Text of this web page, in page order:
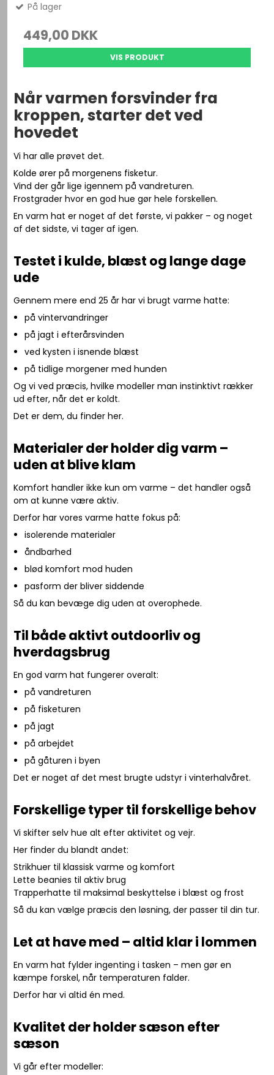
På lager
449,00 DKK
VIS PRODUKT
Når varmen forsvinder fra
kroppen, starter det ved
hovedet
Vi har alle prøvet det.
Kolde ører på morgenens fisketur.
Vind der går lige igennem på vandreturen.
Frostgrader hvor en god hue gør hele forskellen.
En varm hat er noget af det første, vi pakker – og noget
af det sidste, vi tager af igen.
Testet i kulde, blæst og lange dage
ude
Gennem mere end 25 år har vi brugt varme hatte:
på vintervandringer
på jagt i efterårsvinden
ved kysten i isnende blæst
på tidlige morgener med hunden
Og vi ved præcis, hvilke modeller man instinktivt rækker
ud efter, når det er koldt.
Det er dem, du finder her.
Materialer der holder dig varm –
uden at blive klam
Komfort handler ikke kun om varme – det handler også
om at kunne være aktiv.
Derfor har vores varme hatte fokus på:
isolerende materialer
åndbarhed
blød komfort mod huden
pasform der bliver siddende
Så du kan bevæge dig uden at overophede.
Til både aktivt outdoorliv og
hverdagsbrug
En god varm hat fungerer overalt:
på vandreturen
på fisketuren
på jagt
på arbejdet
på gåturen i byen
Det er noget af det mest brugte udstyr i vinterhalvåret.
Forskellige typer til forskellige behov
Vi skifter selv hue alt efter aktivitet og vejr.
Her finder du blandt andet:
Strikhuer til klassisk varme og komfort
Lette beanies til aktiv brug
Trapperhatte til maksimal beskyttelse i blæst og frost
Så du kan vælge præcis den løsning, der passer til din tur.
Let at have med – altid klar i lommen
En varm hat fylder ingenting i tasken – men gør en
kæmpe forskel, når temperaturen falder.
Derfor har vi altid én med.
Kvalitet der holder sæson efter
sæson
Vi går efter modeller: